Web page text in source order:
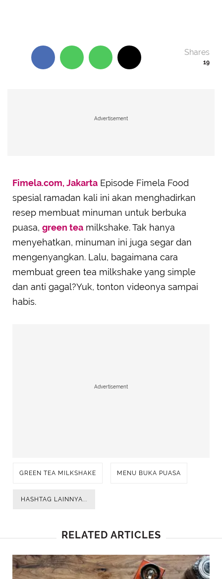
19
Shares
Advertisement
Fimela.com, Jakarta Episode Fimela Food
spesial ramadan kali ini akan menghadirkan
resep membuat minuman untuk berbuka
puasa, green tea milkshake. Tak hanya
menyehatkan, minuman ini juga segar dan
mengenyangkan. Lalu, bagaimana cara
membuat green tea milkshake yang simple
dan anti gagal?Yuk, tonton videonya sampai
habis.
Advertisement
GREEN TEA MILKSHAKE MENU BUKA PUASA
HASHTAG LAINNYA...
RELATED ARTICLES